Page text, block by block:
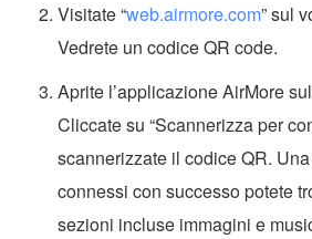
Visitate “web.airmore.com” sul
Vedrete un codice QR code.
Aprite l’applicazione AirMore
Cliccate su “Scannerizza per
scannerizzate il codice QR.
connessi con successo potete
sezioni incluse immagini e